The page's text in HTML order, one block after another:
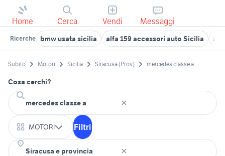
Home Cerca Vendi Messaggi
Ricerche bmw usata sicilia alfa 159 accessori auto Sicilia
Subito Motori Sicilia Siracusa (Prov) mercedes classe a
Cosa cerchi?
MOTORI Filtri